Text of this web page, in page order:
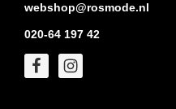
webshop@rosmode.nl
020-64 197 42